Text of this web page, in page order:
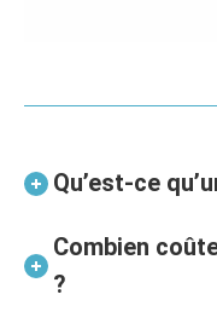
Qu’est-ce
Combien
?